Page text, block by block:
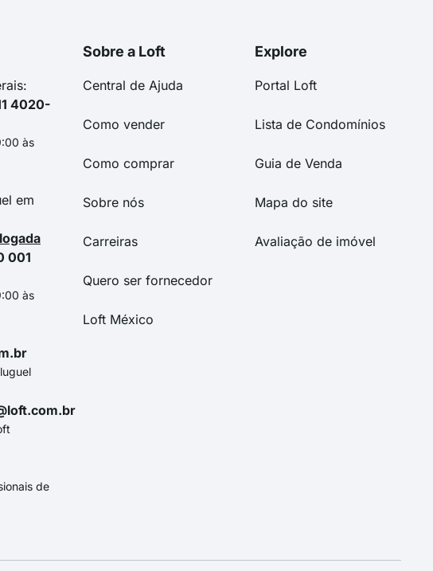
4020-
às
em
001
às
de
Sobre a Loft
Central de Ajuda
Como vender
Como comprar
Sobre nós
Carreiras
Quero ser fornecedor
Loft México
Explore
Portal Loft
Lista de Condomínios
Guia de Venda
Mapa do site
Avaliação de imóvel